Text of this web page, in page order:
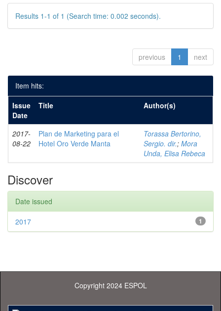
Results 1-1 of 1 (Search time: 0.002 seconds).
previous 1 next
Item hits:
Issue
Date
Title Author(s)
2017-
08-22
Plan de Marketing para el
Hotel Oro Verde Manta
Torassa Bertorino,
Sergio. dir.; Mora
Unda, Elisa Rebeca
Discover
Date issued
1
2017
Copyright 2024 ESPOL